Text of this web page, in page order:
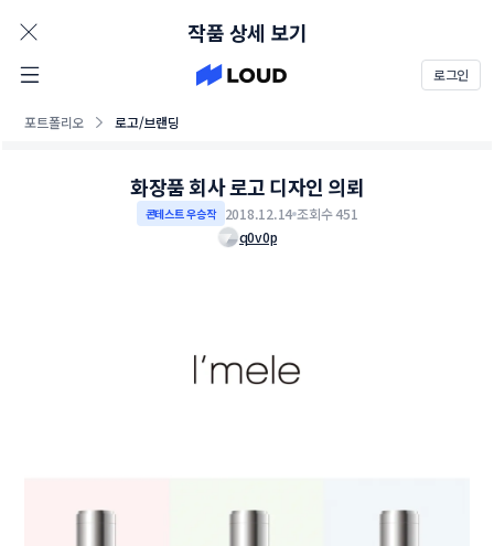
로그인
포트폴리오 로고/브랜딩
작품 상세 보기
화장품 회사 로고 디자인 의뢰
콘테스트 우승작 2018.12.14 조회수 451
q0v0p